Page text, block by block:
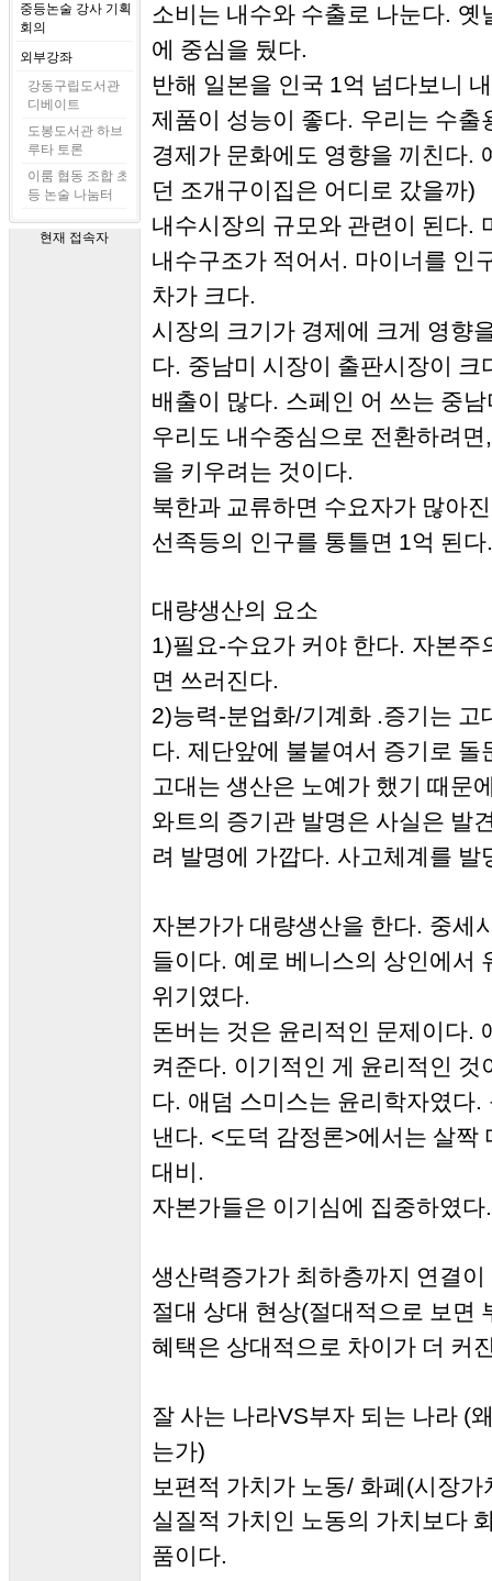
중등논술 강사 기획
회의
외부강좌
강동구립도서관
디베이트
도봉도서관 하브
루타 토론
이룸 협동 조합 초
등 논술 나눔터
현재 접속자
소비는 내수와 수출로 나눈다. 옛
에 중심을 뒀다.
반해 일본을 인국 1억 넘다보니
제품이 성능이 좋다. 우리는 수출
경제가 문화에도 영향을 끼친다.
던 조개구이집은 어디로 갔을까)
내수시장의 규모와 관련이 된다.
내수구조가 적어서 . 마이너를 인
차가 크다.
시장의 크기가 경제에 크게 영향
다. 중남미 시장이 출판시장이 크
배출이 많다. 스페인 어 쓰는 중
우리도 내수중심으로 전환하려면
을 키우려는 것이다.
북한과 교류하면 수요자가 많아
선족등의 인구를 통틀면 1억 된다.
대량생산의 요소
1)필요-수요가 커야 한다. 자본주
면 쓰러진다.
2)능력-분업화/기계화 .증기는 고
다. 제단앞에 불붙여서 증기로 돌
고대는 생산은 노예가 했기 때문
와트의 증기관 발명은 사실은 발
려 발명에 가깝다. 사고체계를 발
자본가가 대량생산을 한다. 중세
들이다. 예로 베니스의 상인에서
위기였다.
돈버는 것은 윤리적인 문제이다.
켜준다. 이기적인 게 윤리적인
다. 애덤 스미스는 윤리학자였다.
낸다. <도덕 감정론>에서는 살짝
대비 .
자본가들은 이기심에 집중하였다.
생산력증가가 최하층까지 연결이
절대 상대 현상(절대적으로 보면
혜택은 상대적으로 차이가 더 커
잘 사는 나라VS부자 되는 나라 (
는가)
보편적 가치가 노동/ 화폐 (시장가
실질적 가치인 노동의 가치보다
품이다.